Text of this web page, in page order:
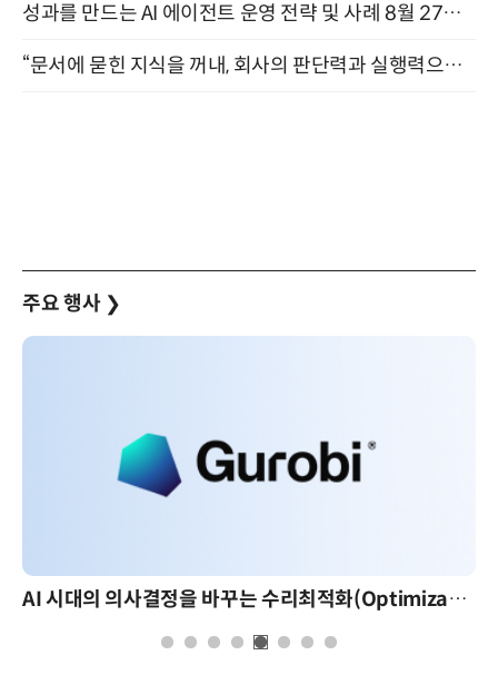
성과를 만드는 AI 에이전트 운영 전략 및 사례 8월 27일 개최
“문서에 묻힌 지식을 꺼내, 회사의 판단력과 실행력으로 바꾸다” (8/20)
주요 행사 ❯
AI 시대의 의사결정을 바꾸는 수리최적화(Optimization): 실제 산업 적용 사례와 활용 전략